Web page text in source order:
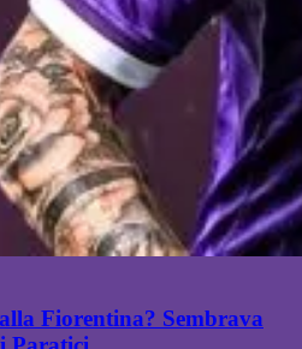
Fiorentina? Sembrava